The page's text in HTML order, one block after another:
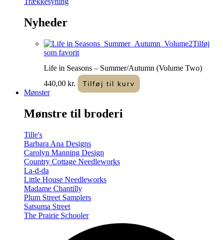
Nyheder
Tilføj
som favorit
Life in Seasons – Summer/Autumn (Volume Two)
440,00 kr. Tilføj til kurv
Mønster
Mønstre til broderi
Tille's
Barbara Ana Designs
Carolyn Manning Design
Country Cottage Needleworks
La-d-da
Little House Needleworks
Madame Chantilly
Plum Street Samplers
Satsuma Street
The Prairie Schooler